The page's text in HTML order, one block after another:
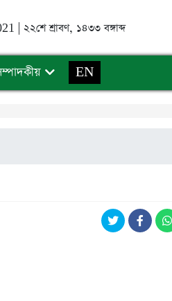
| ২২শে শ্রাবণ, ১৪৩৩ বঙ্গাব্দ
EN